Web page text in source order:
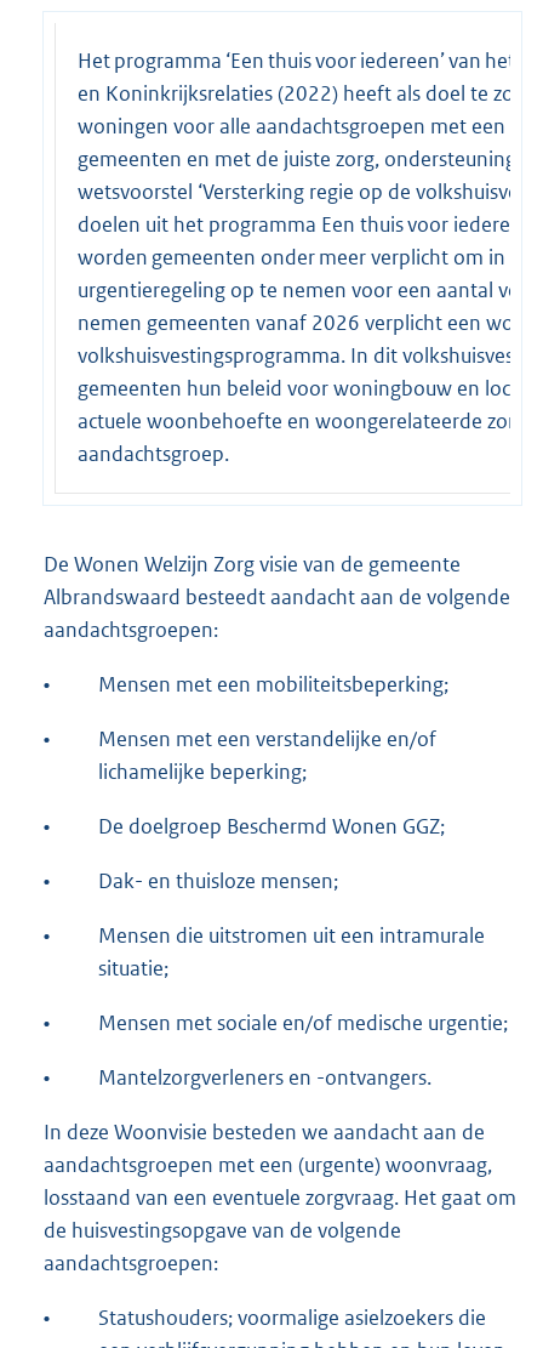
Het programma ‘Een thuis voor iedereen’ van het
en Koninkrijksrelaties (2022) heeft als doel te
woningen voor alle aandachtsgroepen met een
gemeenten en met de juiste zorg, ondersteuning
wetsvoorstel ‘Versterking regie op de
doelen uit het programma Een thuis voor iedereen
worden gemeenten onder meer verplicht om in de
urgentieregeling op te nemen voor een aantal
nemen gemeenten vanaf 2026 verplicht een
volkshuisvestingsprogramma. In dit
gemeenten hun beleid voor woningbouw en
actuele woonbehoefte en woongerelateerde
aandachtsgroep.
De Wonen Welzijn Zorg visie van de gemeente
Albrandswaard besteedt aandacht aan de volgende
aandachtsgroepen:
• Mensen met een mobiliteitsbeperking;
•
Mensen met een verstandelijke en/of
lichamelijke beperking;
• De doelgroep Beschermd Wonen GGZ;
• Dak- en thuisloze mensen;
•
Mensen die uitstromen uit een intramurale
situatie;
• Mensen met sociale en/of medische urgentie;
• Mantelzorgverleners en -ontvangers.
In deze Woonvisie besteden we aandacht aan de
aandachtsgroepen met een (urgente) woonvraag,
losstaand van een eventuele zorgvraag. Het gaat om
de huisvestingsopgave van de volgende
aandachtsgroepen:
•
Statushouders; voormalige asielzoekers die